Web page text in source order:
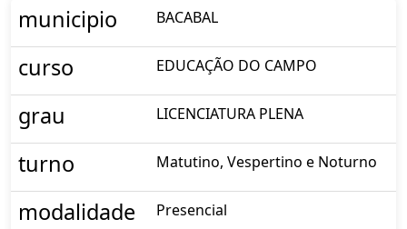
municipio BACABAL
curso EDUCAÇÃO DO CAMPO
grau LICENCIATURA PLENA
turno Matutino, Vespertino e Noturno
modalidade Presencial